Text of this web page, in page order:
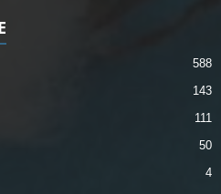
588
143
111
50
4